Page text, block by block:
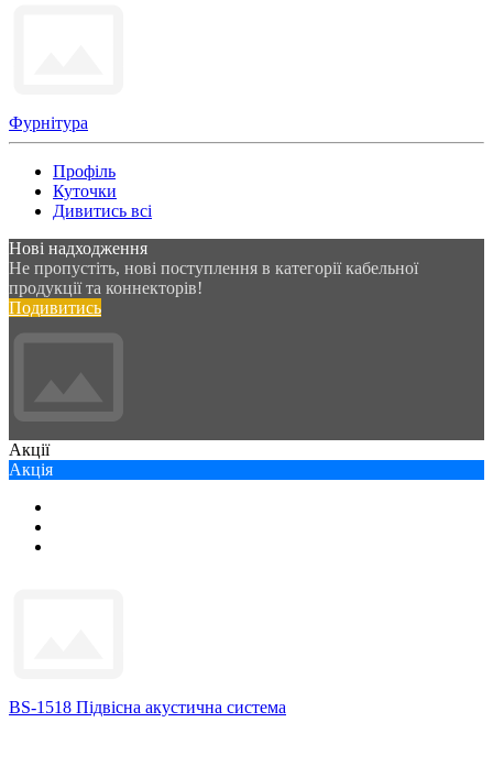
Фурнітура
Профіль
Куточки
Дивитись всі
Нові надходження
Не пропустіть, нові поступлення в категорії кабельної
продукції та коннекторів!
Подивитись
Акції
Акція
BS-1518 Підвісна акустична система